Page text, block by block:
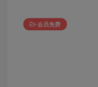
会员免费